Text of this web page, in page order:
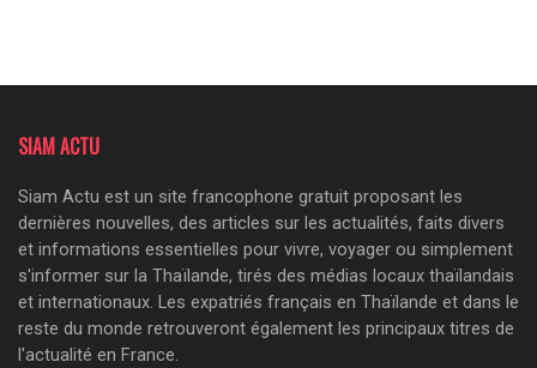
SIAM ACTU
Siam Actu est un site francophone gratuit proposant les
dernières nouvelles, des articles sur les actualités, faits divers
et informations essentielles pour vivre, voyager ou simplement
s'informer sur la Thaïlande, tirés des médias locaux thaïlandais
et internationaux. Les expatriés français en Thaïlande et dans le
reste du monde retrouveront également les principaux titres de
l'actualité en France.